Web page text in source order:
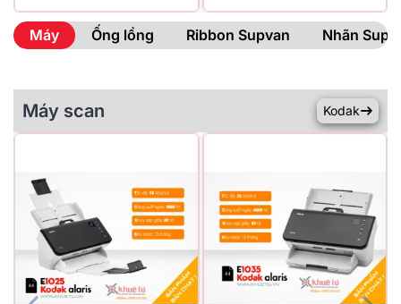
Máy Ống lồng Ribbon Supvan Nhãn
Máy scan Kodak